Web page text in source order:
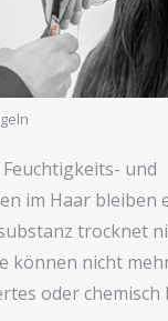
und
im Haar bleiben
trocknet
können nicht
oder chemisch